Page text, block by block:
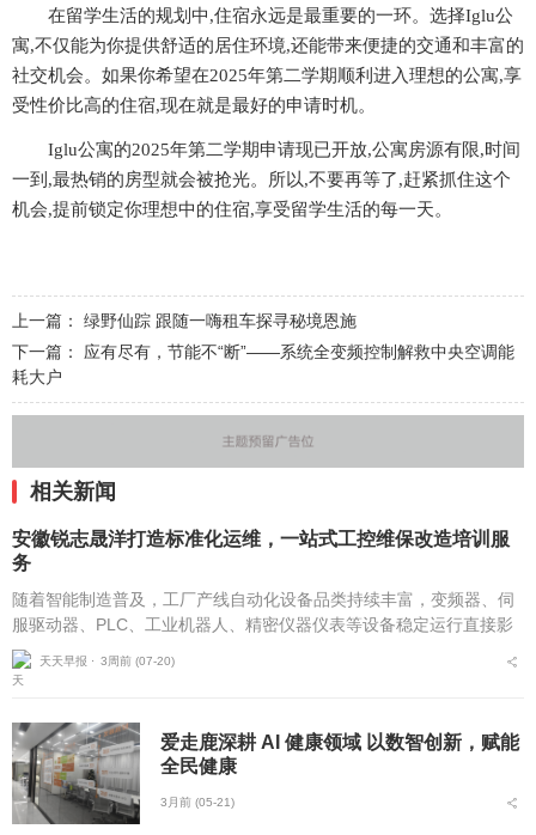
在留学生活的规划中,住宿永远是最重要的一环。选择Iglu公
寓,不仅能为你提供舒适的居住环境,还能带来便捷的交通和丰富的
社交机会。如果你希望在2025年第二学期顺利进入理想的公寓,享
受性价比高的住宿,现在就是最好的申请时机。
Iglu公寓的2025年第二学期申请现已开放,公寓房源有限,时间
一到,最热销的房型就会被抢光。所以,不要再等了,赶紧抓住这个
机会,提前锁定你理想中的住宿,享受留学生活的每一天。
上一篇： 绿野仙踪 跟随一嗨租车探寻秘境恩施
下一篇： 应有尽有，节能不“断”——系统全变频控制解救中央空调能
耗大户
相关新闻
安徽锐志晟洋打造标准化运维，一站式工控维保改造培训服
务
随着智能制造普及，工厂产线自动化设备品类持续丰富，变频器、伺
服驱动器、PLC、工业机器人、精密仪器仪表等设备稳定运行直接影
响企业产能。不少制造企业面临原厂维保周期长、维修价格浮动大、
小型维修机构技术参...
天天早报 ⋅ 3周前 (07-20)
爱走鹿深耕 AI 健康领域 以数智创新，赋能
全民健康
3月前 (05-21)